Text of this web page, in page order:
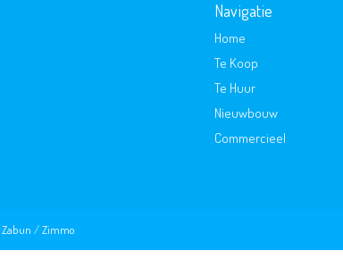
Navigatie
Home
Te Koop
Te Huur
Nieuwbouw
Commercieel
Zabun /Zimmo